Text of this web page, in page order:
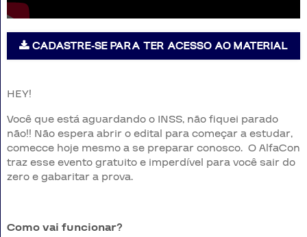
Aprovados
Aulas
VIVO
GRATUITAS!
CADASTRE-SE PARA TER ACESSO AO MATERIAL
HEY!
Você que está aguardando o INSS, não fiquei parado
não!! Não espera abrir o edital para começar a estudar,
comecce hoje mesmo a se preparar conosco. O AlfaCon
traz esse evento gratuito e imperdível para você sair do
zero e gabaritar a prova.
Como vai funcionar?